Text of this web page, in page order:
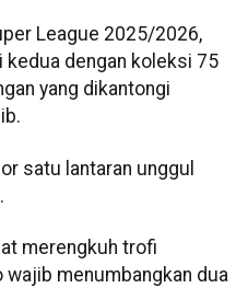
League 2025/2026,
kedua dengan koleksi 75
yang dikantongi
satu lantaran unggul
merengkuh trofi
wajib menumbangkan dua